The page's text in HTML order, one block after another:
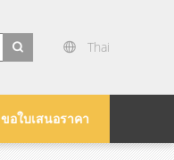
Thai
ขอใบเสนอราคา